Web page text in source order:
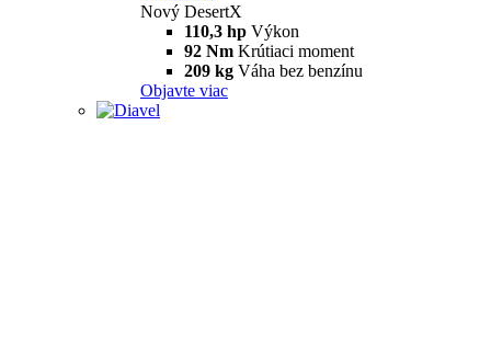
Nový DesertX
110,3 hp Výkon
92 Nm Krútiaci moment
209 kg Váha bez benzínu
Objavte viac